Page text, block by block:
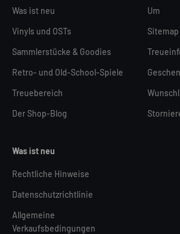
Was ist neu
Vinyls und OSTs
Sammlerstücke & Goodies
Retro- und Old-School-Spiele
Treuebereich
Der Shop-Blog
Um
Sitemap
Was ist neu
Rechtliche Hinweise
Datenschutzrichtlinie
Allgemeine
Verkaufsbedingungen